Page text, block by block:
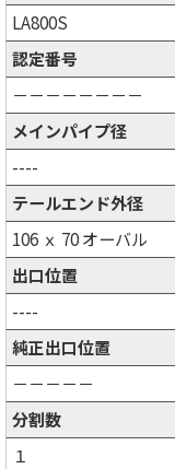
LA800S
認定番号
－－－－－－－－
メインパイプ径
----
テールエンド外径
106 ｘ 70 オーバル
出口位置
----
純正出口位置
－－－－－
分割数
１